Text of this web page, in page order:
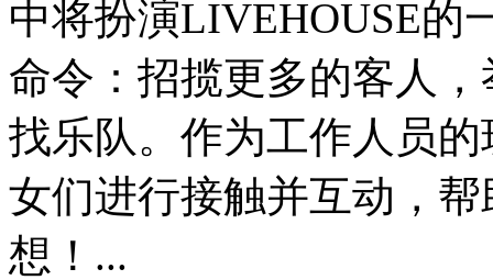
中将扮演LIVEHOUSE的
命令：招揽更多的客人
找乐队。作为工作人员
女们进行接触并互动，
想！...